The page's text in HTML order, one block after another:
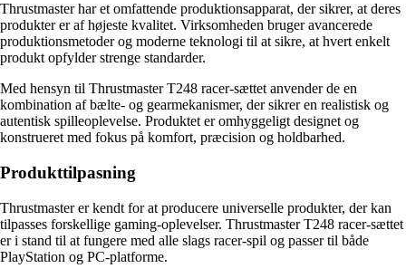
Thrustmaster har et omfattende produktionsapparat, der sikrer, at deres
produkter er af højeste kvalitet. Virksomheden bruger avancerede
produktionsmetoder og moderne teknologi til at sikre, at hvert enkelt
produkt opfylder strenge standarder.
Med hensyn til Thrustmaster T248 racer-sættet anvender de en
kombination af bælte- og gearmekanismer, der sikrer en realistisk og
autentisk spilleoplevelse. Produktet er omhyggeligt designet og
konstrueret med fokus på komfort, præcision og holdbarhed.
Produkttilpasning
Thrustmaster er kendt for at producere universelle produkter, der kan
tilpasses forskellige gaming-oplevelser. Thrustmaster T248 racer-sættet
er i stand til at fungere med alle slags racer-spil og passer til både
PlayStation og PC-platforme.